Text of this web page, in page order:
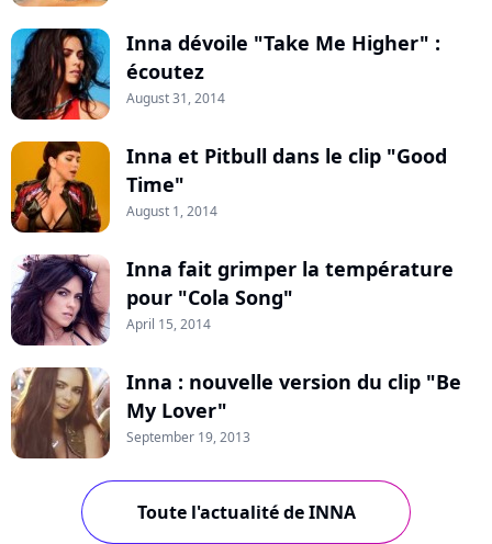
Inna dévoile "Take Me Higher" :
écoutez
August 31, 2014
Inna et Pitbull dans le clip "Good
Time"
August 1, 2014
Inna fait grimper la température
pour "Cola Song"
April 15, 2014
Inna : nouvelle version du clip "Be
My Lover"
September 19, 2013
Toute l'actualité de INNA